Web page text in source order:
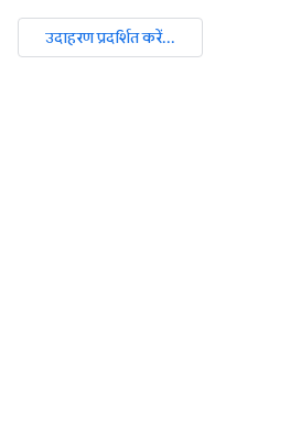
उदाहरण प्रदर्शित करें...